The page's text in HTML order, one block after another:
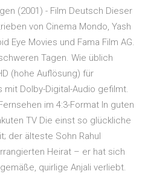
(2001) - Film Deutsch Dieser
von Cinema Mondo, Yash
Eye Movies und Fama Film AG.
Tagen. Wie üblich
(hohe Auflösung) für
mit Dolby-Digital-Audio gefilmt.
im 4:3-Format In guten
TV Die einst so glückliche
der älteste Sohn Rahul
Heirat – er hat sich
quirlige Anjali verliebt.